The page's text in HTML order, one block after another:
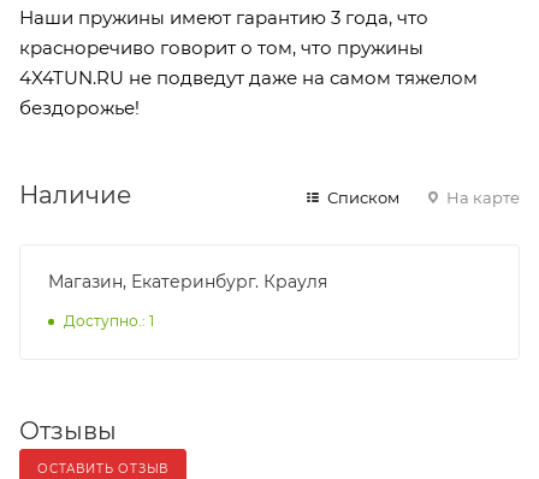
Наши пружины имеют гарантию 3 года, что
красноречиво говорит о том, что пружины
4X4TUN.RU не подведут даже на самом тяжелом
бездорожье!
Наличие Списком На карте
Магазин, Екатеринбург. Крауля
Доступно.: 1
Отзывы
ОСТАВИТЬ ОТЗЫВ